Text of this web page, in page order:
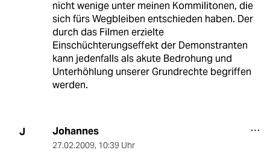
nicht wenige unter meinen Kommilitonen, die
sich fürs Wegbleiben entschieden haben. Der
durch das Filmen erzielte
Einschüchterungseffekt der Demonstranten
kann jedenfalls als akute Bedrohung und
Unterhöhlung unserer Grundrechte begriffen
werden.
J Johannes
27.02.2009, 10:39 Uhr